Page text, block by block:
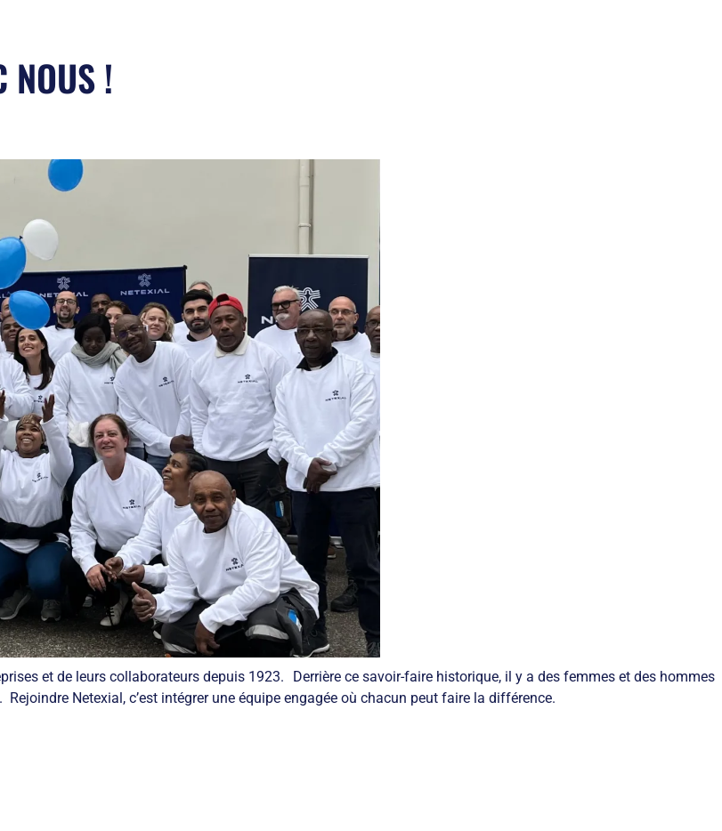
NOUS !
et de leurs collaborateurs depuis 1923. Derrière ce savoir-faire historique, il y a des femmes et des hommes
Netexial, c’est intégrer une équipe engagée où chacun peut faire la différence.